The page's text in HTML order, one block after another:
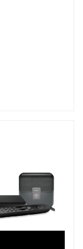
Engagement 12 mois